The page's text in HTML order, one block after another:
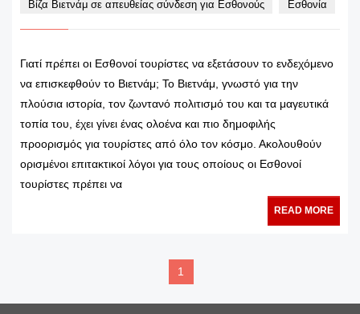
Βίζα Βιετνάμ σε απευθείας σύνδεση για Εσθονούς
Εσθονία
Γιατί πρέπει οι Εσθονοί τουρίστες να εξετάσουν το ενδεχόμενο
να επισκεφθούν το Βιετνάμ; Το Βιετνάμ, γνωστό για την
πλούσια ιστορία, τον ζωντανό πολιτισμό του και τα μαγευτικά
τοπία του, έχει γίνει ένας ολοένα και πιο δημοφιλής
προορισμός για τουρίστες από όλο τον κόσμο. Ακολουθούν
ορισμένοι επιτακτικοί λόγοι για τους οποίους οι Εσθονοί
τουρίστες πρέπει να
READ MORE
1